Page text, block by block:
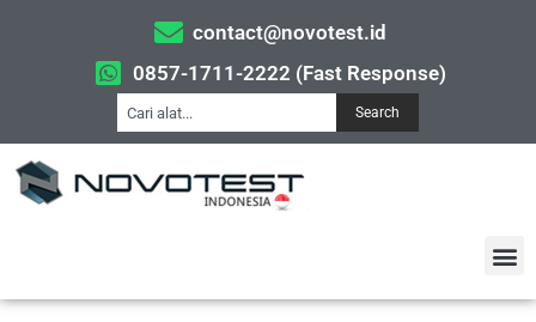
contact@novotest.id
0857-1711-2222 (Fast Response)
Search